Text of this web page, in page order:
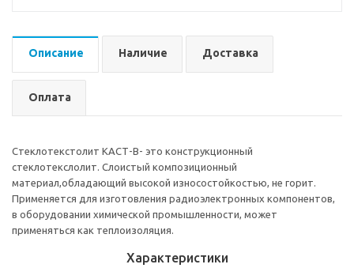
Описание Наличие Доставка
Оплата
Стеклотекстолит КАСТ-В- это конструкционный
стеклотекслолит. Слоистый композиционный
материал,обладающий высокой износостойкостью, не горит.
Применяется для изготовления радиоэлектронных компонентов,
в оборудовании химической промышленности, может
применяться как теплоизоляция.
Характеристики